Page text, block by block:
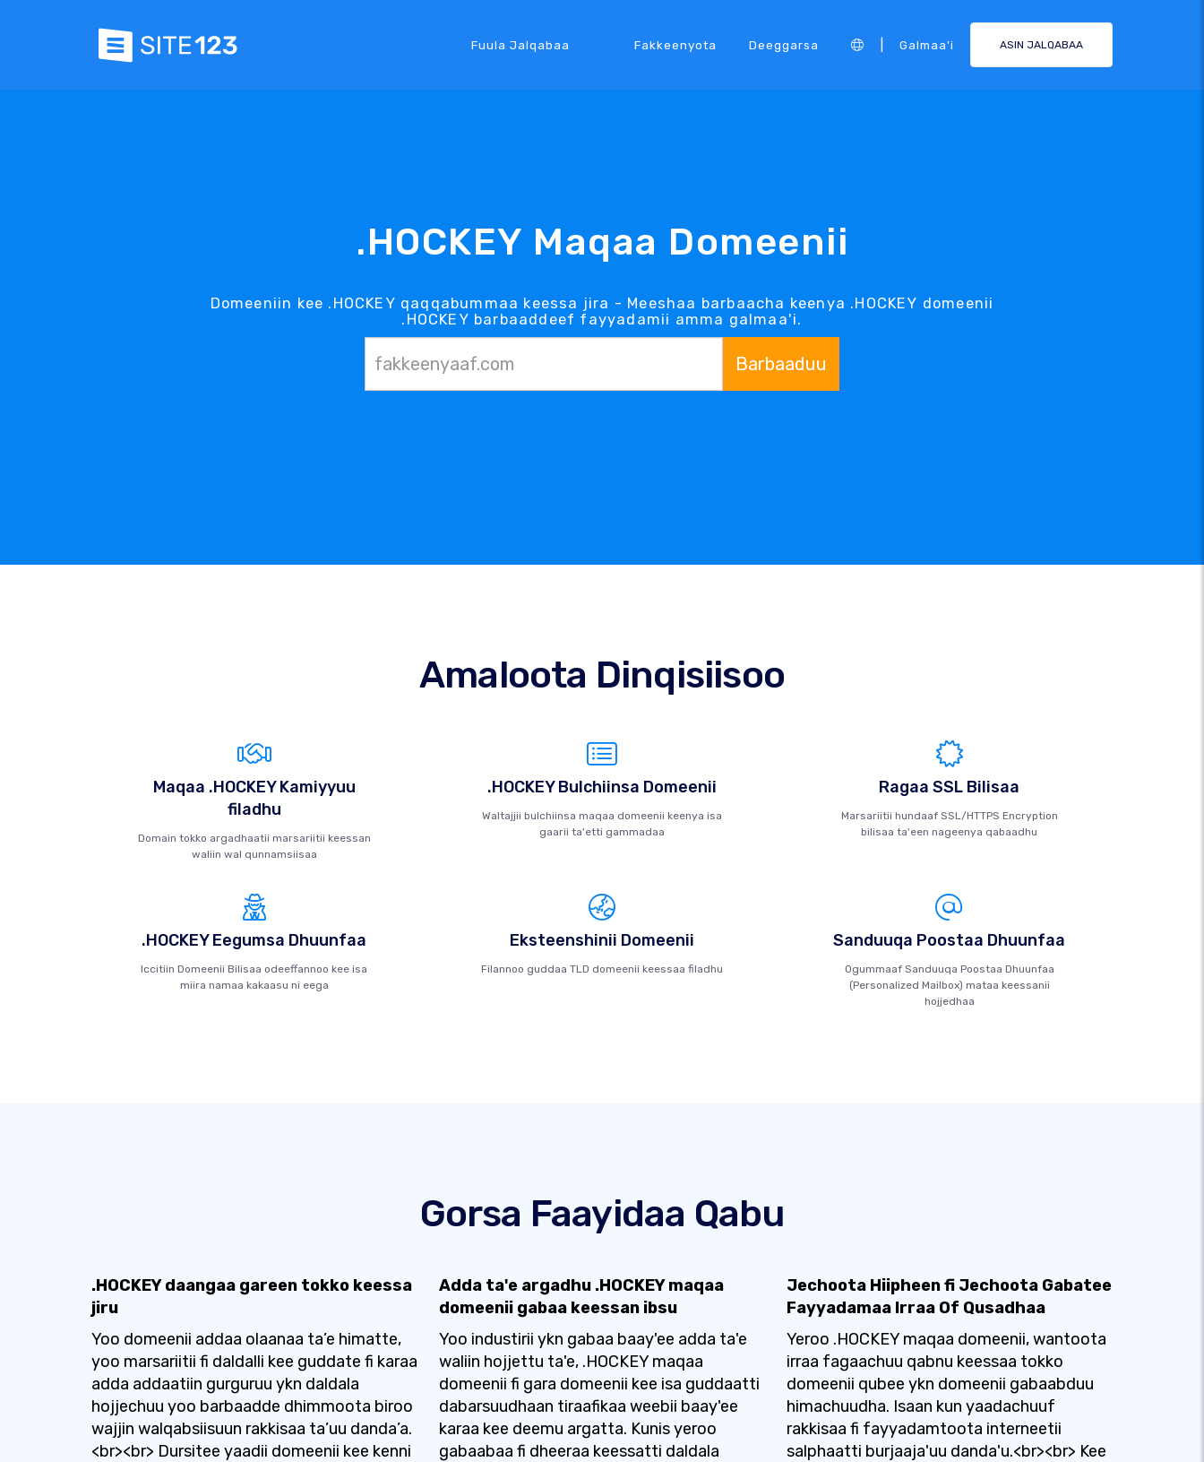
Fuula Jalqabaa Fakkeenyota Deeggarsa Galmaa'i ASIN JALQABAA
.HOCKEY Maqaa Domeenii
Domeeniin kee .HOCKEY qaqqabummaa keessa jira - Meeshaa barbaacha keenya .HOCKEY domeenii
.HOCKEY barbaaddeef fayyadamii amma galmaa'i.
Barbaaduu
Amaloota Dinqisiisoo
Maqaa .HOCKEY Kamiyyuu
filadhu
Domain tokko argadhaatii marsariitii keessan
waliin wal qunnamsiisaa
.HOCKEY Bulchiinsa Domeenii
Waltajjii bulchiinsa maqaa domeenii keenya isa
gaarii ta'etti gammadaa
Ragaa SSL Bilisaa
Marsariitii hundaaf SSL/HTTPS Encryption
bilisaa ta'een nageenya qabaadhu
.HOCKEY Eegumsa Dhuunfaa
Iccitiin Domeenii Bilisaa odeeffannoo kee isa
miira namaa kakaasu ni eega
Eksteenshinii Domeenii
Filannoo guddaa TLD domeenii keessaa filadhu
Sanduuqa Poostaa Dhuunfaa
Ogummaaf Sanduuqa Poostaa Dhuunfaa
(Personalized Mailbox) mataa keessanii
hojjedhaa
Gorsa Faayidaa Qabu
.HOCKEY daangaa gareen tokko keessa
jiru
Yoo domeenii addaa olaanaa ta’e himatte,
yoo marsariitii fi daldalli kee guddate fi karaa
adda addaatiin gurguruu ykn daldala
hojjechuu yoo barbaadde dhimmoota biroo
wajjin walqabsiisuun rakkisaa ta’uu danda’a.
<br><br> Dursitee yaadii domeenii kee kenni
Adda ta'e argadhu .HOCKEY maqaa
domeenii gabaa keessan ibsu
Yoo industirii ykn gabaa baay'ee adda ta'e
waliin hojjettu ta'e, .HOCKEY maqaa
domeenii fi gara domeenii kee isa guddaatti
dabarsuudhaan tiraafikaa weebii baay'ee
karaa kee deemu argatta. Kunis yeroo
gabaabaa fi dheeraa keessatti daldala
Jechoota Hiipheen fi Jechoota Gabatee
Fayyadamaa Irraa Of Qusadhaa
Yeroo .HOCKEY maqaa domeenii, wantoota
irraa fagaachuu qabnu keessaa tokko
domeenii qubee ykn domeenii gabaabduu
himachuudha. Isaan kun yaadachuuf
rakkisaa fi fayyadamtoota interneetii
salphaatti burjaaja'uu danda'u.<br><br> Kee